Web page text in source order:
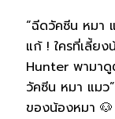
“ฉีดวัคซีน หมา
แก้ ! ใครที่เลี้ย
Hunter พามาดู
วัคซีน หมา แมว
ของน้องหมา